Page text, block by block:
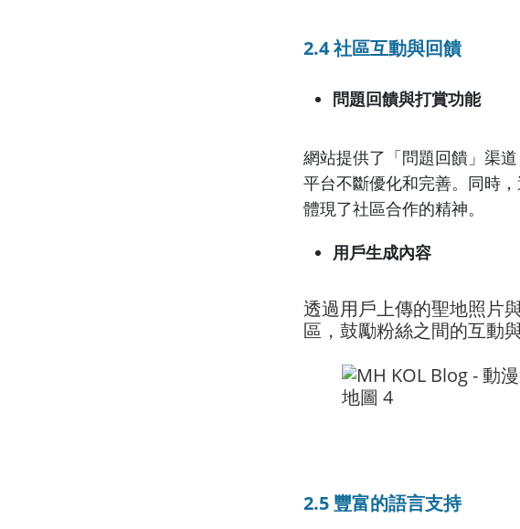
2.4 社區互動與回饋
問題回饋與打賞功能
網站提供了「問題回饋」渠
平台不斷優化和完善。同時
體現了社區合作的精神。
用戶生成內容
透過用戶上傳的聖地照片
區，鼓勵粉絲之間的互動與
2.5 豐富的語言支持